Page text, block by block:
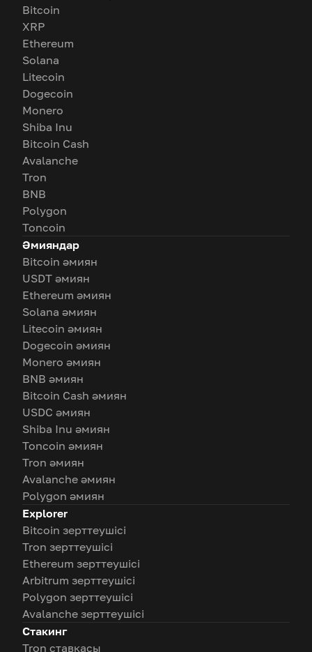
Bitcoin
XRP
Ethereum
Solana
Litecoin
Dogecoin
Monero
Shiba Inu
Bitcoin Cash
Avalanche
Tron
BNB
Polygon
Toncoin
Әмияндар
Bitcoin әмиян
USDT әмиян
Ethereum әмиян
Solana әмиян
Litecoin әмиян
Dogecoin әмиян
Monero әмиян
BNB әмиян
Bitcoin Cash әмиян
USDC әмиян
Shiba Inu әмиян
Toncoin әмиян
Tron әмиян
Avalanche әмиян
Polygon әмиян
Explorer
Bitcoin зерттеушісі
Tron зерттеушісі
Ethereum зерттеушісі
Arbitrum зерттеушісі
Polygon зерттеушісі
Avalanche зерттеушісі
Стакинг
Tron ставкасы